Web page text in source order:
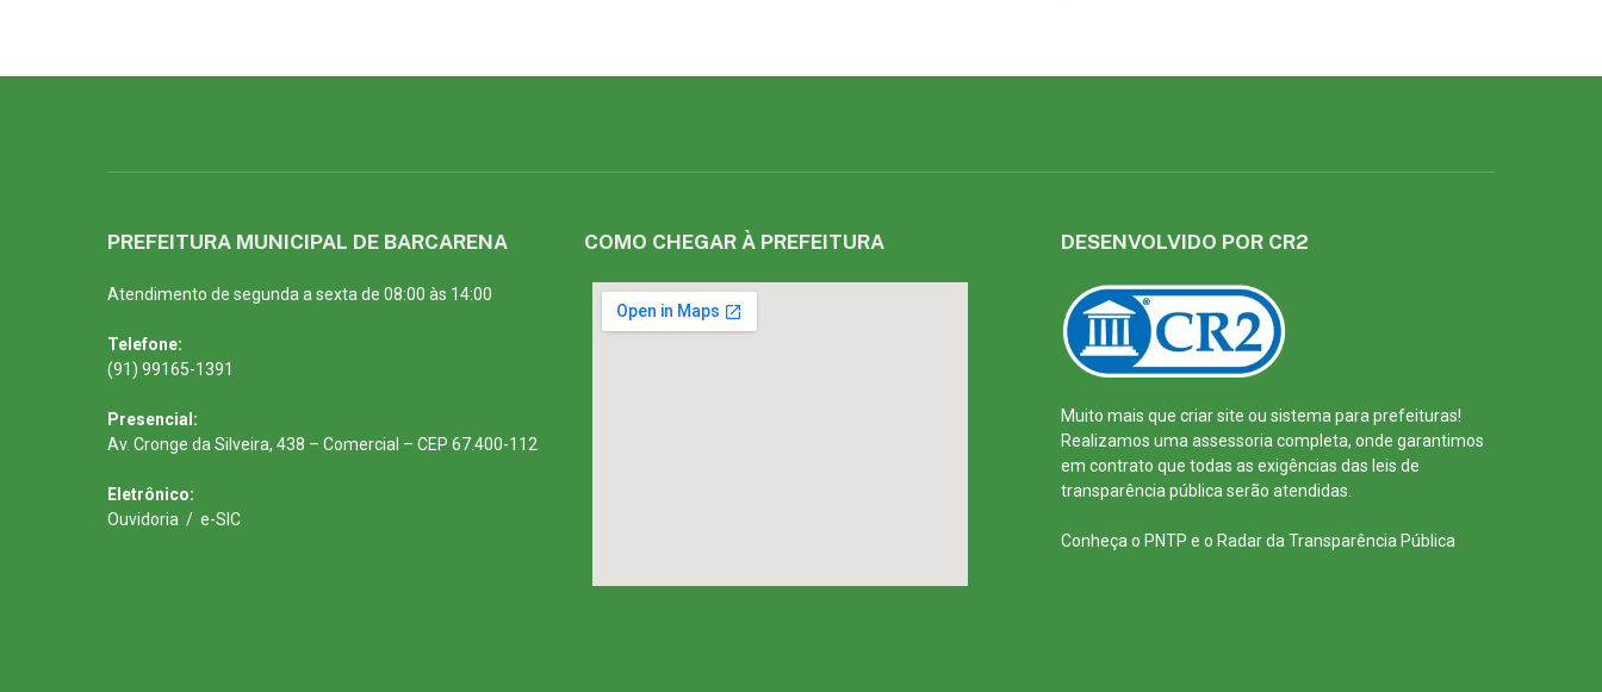
PREFEITURA MUNICIPAL DE BARCARENA
Atendimento de segunda a sexta de 08:00 às 14:00
Telefone:
(91) 99165-1391
Presencial:
Av. Cronge da Silveira, 438 – Comercial – CEP 67.400-112
Eletrônico:
Ouvidoria / e-SIC
COMO CHEGAR À PREFEITURA DESENVOLVIDO POR CR2
Muito mais que criar site ou sistema para prefeituras!
Realizamos uma assessoria completa, onde garantimos
em contrato que todas as exigências das leis de
transparência pública serão atendidas.
Conheça o PNTP e o Radar da Transparência Pública